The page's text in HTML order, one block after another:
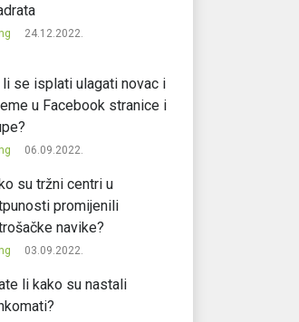
24.12.2022.
li se isplati ulagati novac i
u Facebook stranice i
06.09.2022.
su tržni centri u
promijenili
navike?
03.09.2022.
li kako su nastali